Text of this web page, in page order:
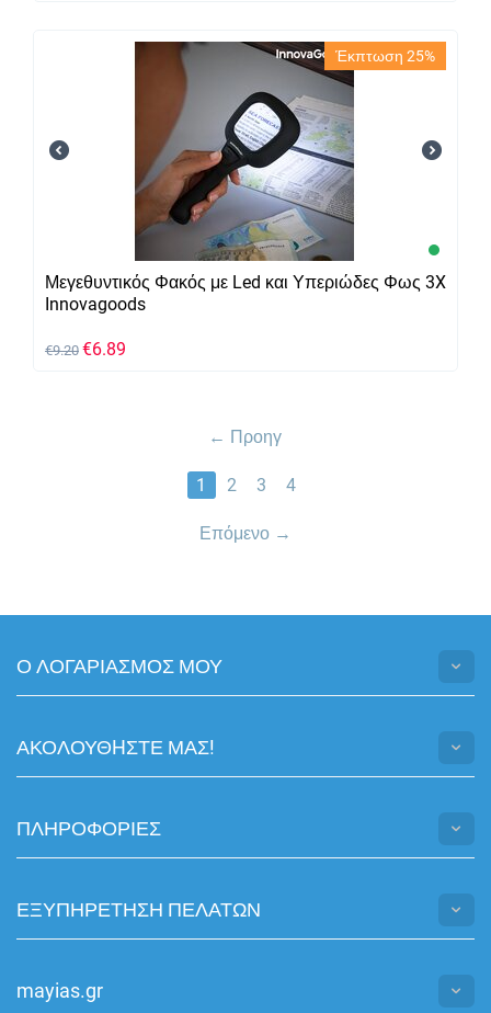
Έκπτωση 25%
Μεγεθυντικός Φακός με Led και Υπεριώδες Φως 3X
Innovagoods
€9.20 €6.89
Προηγ
1 2 3 4
Επόμενο
Ο ΛΟΓΑΡΙΑΣΜΟΣ ΜΟΥ
ΑΚΟΛΟΥΘHΣΤΕ ΜΑΣ!
ΠΛΗΡΟΦΟΡΙΕΣ
ΕΞΥΠΗΡΕΤΗΣΗ ΠΕΛΑΤΩΝ
mayias.gr